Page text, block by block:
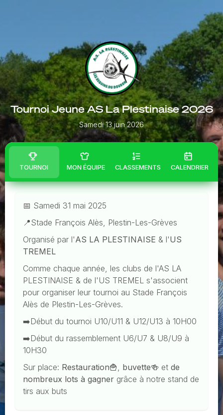
Tournoi Jeune AS La Plestinaise 2026
Samedi 13 juin 2026
TOURNOI MON ÉQUIPE CLASSEMENTS CALENDRIER
📅 Samedi 31 mai 2025
📍Stade François Alès, Plestin-Les-Grèves
Organisé par l'AS LA PLESTINAISE & l'US
TREMEL
Comme chaque année, les clubs de l'AS LA
PLESTINAISE & de l'US TREMEL s'associent
pour organiser leur tournoi au Stade François
Alès de Plestin-Les-Grèves.
➡️Début du tournoi U10/U11 & U12/U13 à 10H00
➡️Début du rassemblement U6/U7 & U8/U9 à
10H30
Sur place: Restauration🍟, buvette🍻 et de
nombreux lots à gagner grâce à notre stand de
tirs aux buts